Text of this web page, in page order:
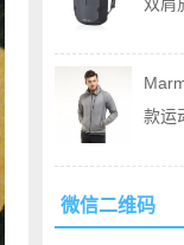
款运
微信二维码